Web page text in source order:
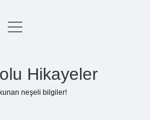
Anasayfa
menüyü
Hikayeler
neşeli bilgiler!